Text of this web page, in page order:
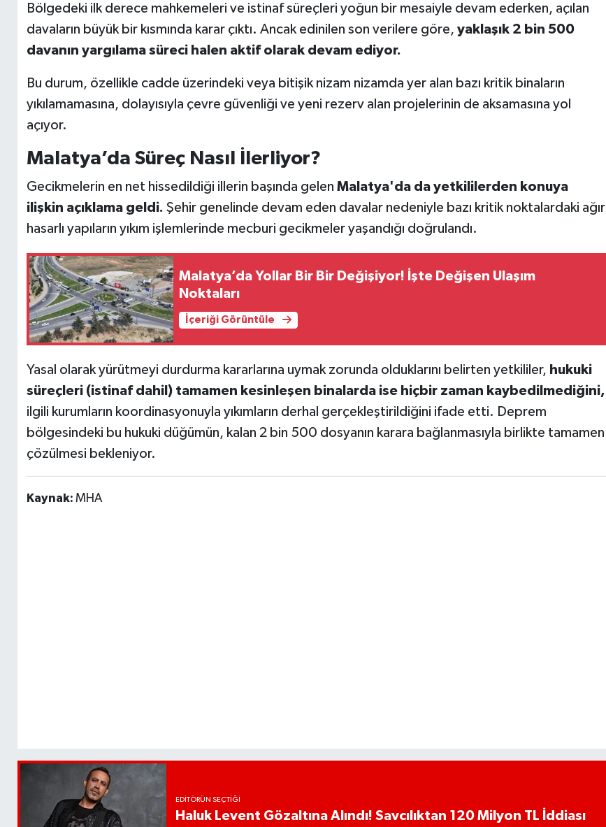
Bölgedeki ilk derece mahkemeleri ve istinaf süreçleri yoğun bir mesaiyle devam ederken, açılan
davaların büyük bir kısmında karar çıktı. Ancak edinilen son verilere göre, yaklaşık 2 bin 500
davanın yargılama süreci halen aktif olarak devam ediyor.
Bu durum, özellikle cadde üzerindeki veya bitişik nizam nizamda yer alan bazı kritik binaların
yıkılamamasına, dolayısıyla çevre güvenliği ve yeni rezerv alan projelerinin de aksamasına yol
açıyor.
Malatya’da Süreç Nasıl İlerliyor?
Gecikmelerin en net hissedildiği illerin başında gelen Malatya'da da yetkililerden konuya
ilişkin açıklama geldi. Şehir genelinde devam eden davalar nedeniyle bazı kritik noktalardaki ağır
hasarlı yapıların yıkım işlemlerinde mecburi gecikmeler yaşandığı doğrulandı.
Malatya’da Yollar Bir Bir Değişiyor! İşte Değişen Ulaşım
Noktaları
İçeriği Görüntüle
Yasal olarak yürütmeyi durdurma kararlarına uymak zorunda olduklarını belirten yetkililer, hukuki
süreçleri (istinaf dahil) tamamen kesinleşen binalarda ise hiçbir zaman kaybedilmediğini,
ilgili kurumların koordinasyonuyla yıkımların derhal gerçekleştirildiğini ifade etti. Deprem
bölgesindeki bu hukuki düğümün, kalan 2 bin 500 dosyanın karara bağlanmasıyla birlikte tamamen
çözülmesi bekleniyor.
Kaynak: MHA
EDITÖRÜN SEÇTIĞI
Haluk Levent Gözaltına Alındı! Savcılıktan 120 Milyon TL İddiası